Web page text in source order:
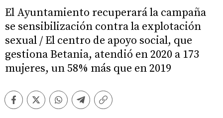
El Ayuntamiento recuperará la campaña
se sensibilización contra la explotación
sexual / El centro de apoyo social, que
gestiona Betania, atendió en 2020 a 173
mujeres, un 58% más que en 2019
FacebookTwitterWhatsappTelegramCopiar